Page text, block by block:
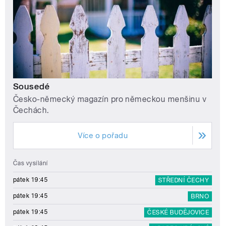
Sousedé
Česko-německý magazín pro německou menšinu v
Čechách.
Více o pořadu
Čas vysílání
pátek 19:45 STŘEDNÍ ČECHY
pátek 19:45 BRNO
pátek 19:45 ČESKÉ BUDĚJOVICE